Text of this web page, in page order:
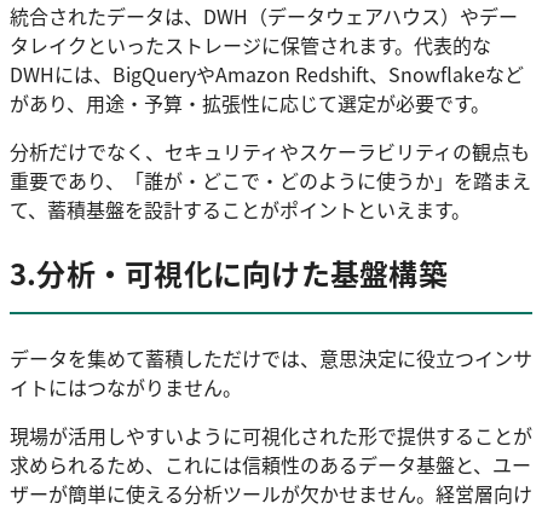
統合されたデータは、DWH（データウェアハウス）やデー
タレイクといったストレージに保管されます。代表的な
DWHには、BigQueryやAmazon Redshift、Snowflakeなど
があり、用途・予算・拡張性に応じて選定が必要です。
分析だけでなく、セキュリティやスケーラビリティの観点も
重要であり、「誰が・どこで・どのように使うか」を踏まえ
て、蓄積基盤を設計することがポイントといえます。
3.分析・可視化に向けた基盤構築
データを集めて蓄積しただけでは、意思決定に役立つインサ
イトにはつながりません。
現場が活用しやすいように可視化された形で提供することが
求められるため、これには信頼性のあるデータ基盤と、ユー
ザーが簡単に使える分析ツールが欠かせません。経営層向け